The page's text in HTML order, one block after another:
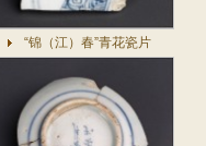
“锦（江）春”青花瓷片